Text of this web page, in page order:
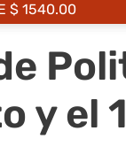
$ 1540.00
el